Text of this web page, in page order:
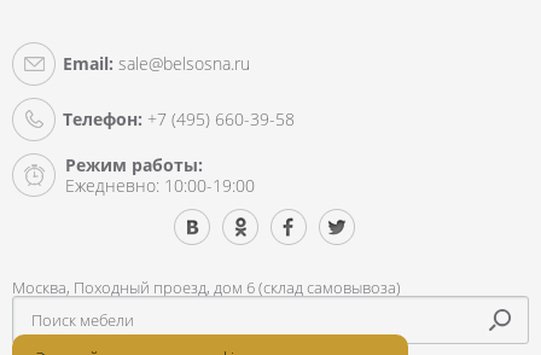
Email: sale@belsosna.ru
Телефон: +7 (495) 660-39-58
Режим работы:
Ежедневно: 10:00-19:00
Москва, Походный проезд, дом 6 (склад самовывоза)